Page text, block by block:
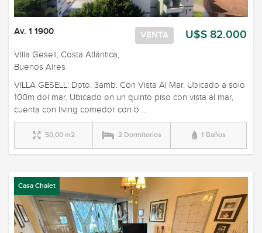
U$S 82.000
VENTA
Av. 1 1900
Villa Gesell, Costa Atlántica,
Buenos Aires
VILLA GESELL: Dpto. 3amb. Con Vista Al Mar. Ubicado a solo
100m del mar. Ubicado en un quinto piso con vista al mar,
cuenta con living comedor con b ...
50,00 m2 2 Dormitorios 1 Baños
Casa Chalet